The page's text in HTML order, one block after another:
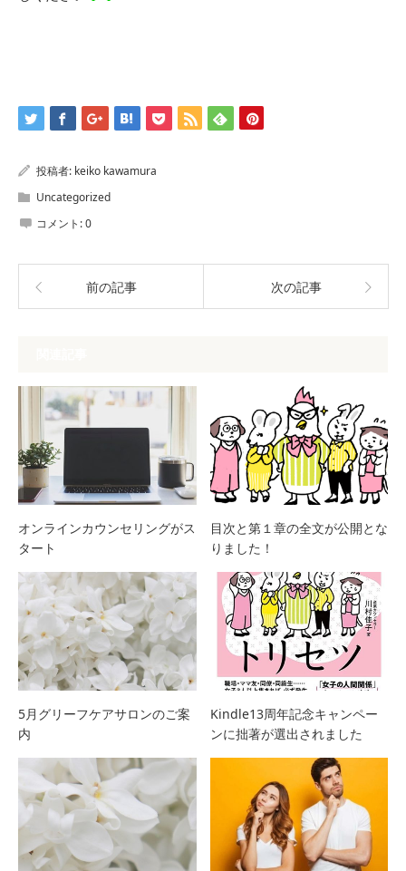
投稿者: keiko kawamura
Uncategorized
コメント:0
前の記事 次の記事
オンラインカウンセリングがス
タート
目次と第１章の全文が公開とな
りました！
5月グリーフケアサロンのご案
内
Kindle13周年記念キャンペー
ンに拙著が選出されました